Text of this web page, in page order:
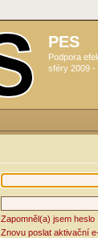
PES
Podpora
sféry 2009 -
Zapomněl(a) jsem heslo
Znovu poslat aktivační